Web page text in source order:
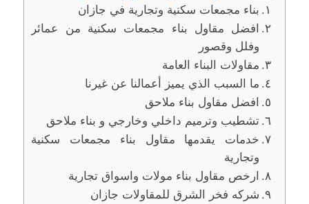
بناء مجمعات سكنية وتجارية في جازان
افضل مقاول بناء مجمعات سكنية من عمائر
وفلل وقصور
مقاولات البناء العامة
ما السبب الذي يميز أعمالنا عن غيرنا
افضل مقاول بناء ملاحق
تشطيب وترميم داخلي وخارجي و بناء ملاحق
خدمات يقدمها مقاول بناء مجمعات سكنية
وتجارية
ارخص مقاول بناء مولات واسواق تجارية
شركه فخر الشرق للمقاولات جازان